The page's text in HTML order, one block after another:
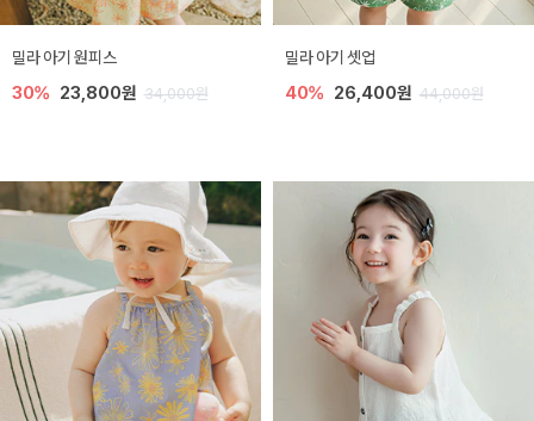
밀라 아기 원피스
30% 23,800원 34,000원
밀라 아기 셋업
40% 26,400원 44,000원